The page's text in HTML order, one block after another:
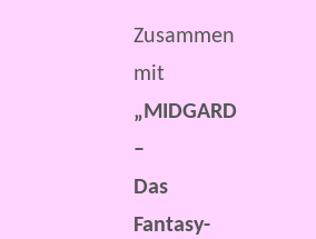
Zusammen
mit
„MIDGARD
–
Das
Fantasy-